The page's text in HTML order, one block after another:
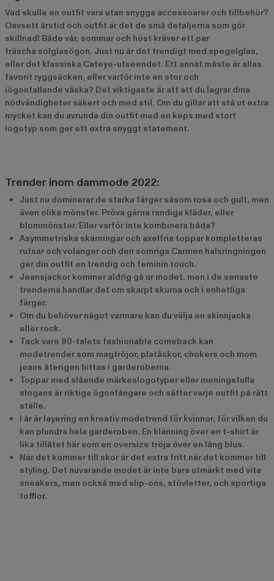
Vad skulle en outfit vara utan snygga accessoarer och tillbehör?
Oavsett årstid och outfit är det de små detaljerna som gör
skillnad! Både vår, sommar och höst kräver ett par
fräscha solglasögon. Just nu är det trendigt med spegelglas,
eller det klassiska Cateye-utseendet. Ett annat måste är allas
favorit ryggsäcken, eller varför inte en stor och
iögonfallande väska? Det viktigaste är att att du lagrar dina
nödvändigheter säkert och med stil. Om du gillar att stå ut extra
mycket kan du avrunda din outfit med en keps med stort
logotyp som ger ett extra snyggt statement.
Trender inom dammode 2022:
Just nu dominerar de starka färger såsom rosa och gult, men
även olika mönster. Pröva gärna randiga kläder, eller
blommönster. Eller varför inte kombinera båda?
Asymmetriska skärningar och axelfria toppar kompletteras
rufsar och volanger och den somriga Carmen halsringningen
ger din outfit en trendig och feminin touch.
Jeansjackor kommer aldrig gå ur modet, men i de senaste
trenderna handlar det om skarpt skurna och i enhetliga
färger.
Om du behöver något varmare kan du välja en skinnjacka
eller rock.
Tack vare 90-talets fashionabla comeback kan
modetrender som magtröjor, platåskor, chokers och mom
jeans återigen hittas i garderoberna.
Toppar med slående märkeslogotyper eller meningsfulla
slogans är riktiga ögonfångare och sätter varje outfit på rätt
ställe.
I år är layering en kreativ modetrend för kvinnor, för vilken du
kan plundra hela garderoben. En klänning över en t-shirt är
lika tillåtet här som en oversize tröja över en lång blus.
När det kommer till skor är det extra fritt när det kommer till
styling. Det nuvarande modet är inte bara utmärkt med vita
sneakers, men också med slip-ons, stövletter, och sportiga
tofflor.